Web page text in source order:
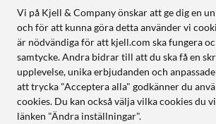
Online: 5+ st
appen
Online: 5+
0
Vi på Kjell & Company önskar att ge dig en
och för att kunna göra detta använder vi
är nödvändiga för att kjell.com ska fungera
samtycke. Andra bidrar till att du ska få en
upplevelse, unika erbjudanden och
att trycka "Acceptera alla" godkänner du
cookies. Du kan också välja vilka cookies du
länken "Ändra inställningar".